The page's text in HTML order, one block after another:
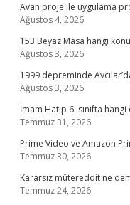
Avan proje ile uygulama
Ağustos 4, 2026
153 Beyaz Masa hangi
Ağustos 3, 2026
1999 depreminde
Ağustos 3, 2026
İmam Hatip 6. sınıfta
Temmuz 31, 2026
Prime Video ve Amazon
Temmuz 30, 2026
Kararsız mütereddit ne
Temmuz 24, 2026